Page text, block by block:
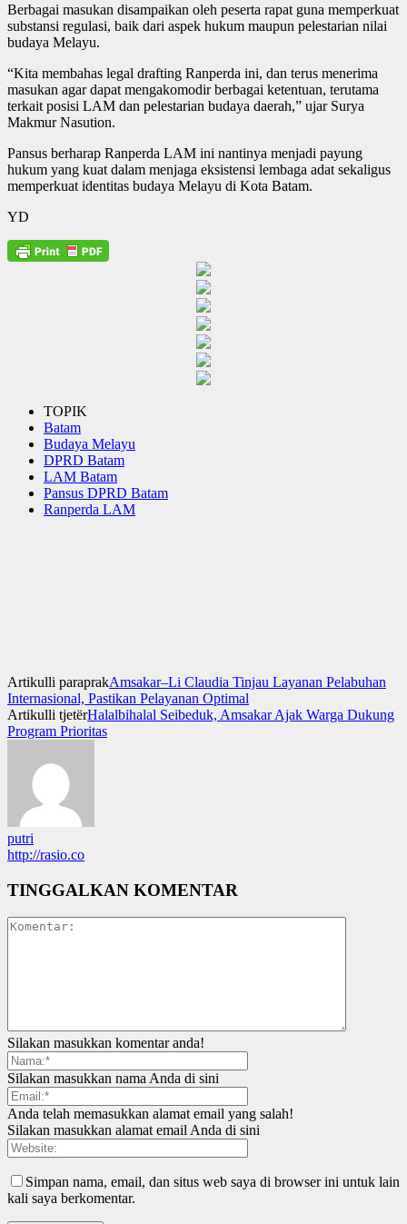
Berbagai masukan disampaikan oleh peserta rapat guna memperkuat
substansi regulasi, baik dari aspek hukum maupun pelestarian nilai
budaya Melayu.
“Kita membahas legal drafting Ranperda ini, dan terus menerima
masukan agar dapat mengakomodir berbagai ketentuan, terutama
terkait posisi LAM dan pelestarian budaya daerah,” ujar Surya
Makmur Nasution.
Pansus berharap Ranperda LAM ini nantinya menjadi payung
hukum yang kuat dalam menjaga eksistensi lembaga adat sekaligus
memperkuat identitas budaya Melayu di Kota Batam.
YD
TOPIK
Batam
Budaya Melayu
DPRD Batam
LAM Batam
Pansus DPRD Batam
Ranperda LAM
Artikulli paraprakAmsakar–Li Claudia Tinjau Layanan Pelabuhan
Internasional, Pastikan Pelayanan Optimal
Artikulli tjetërHalalbihalal Seibeduk, Amsakar Ajak Warga Dukung
Program Prioritas
putri
http://rasio.co
TINGGALKAN KOMENTAR
Silakan masukkan komentar anda!
Silakan masukkan nama Anda di sini
Anda telah memasukkan alamat email yang salah!
Silakan masukkan alamat email Anda di sini
Simpan nama, email, dan situs web saya di browser ini untuk lain
kali saya berkomentar.